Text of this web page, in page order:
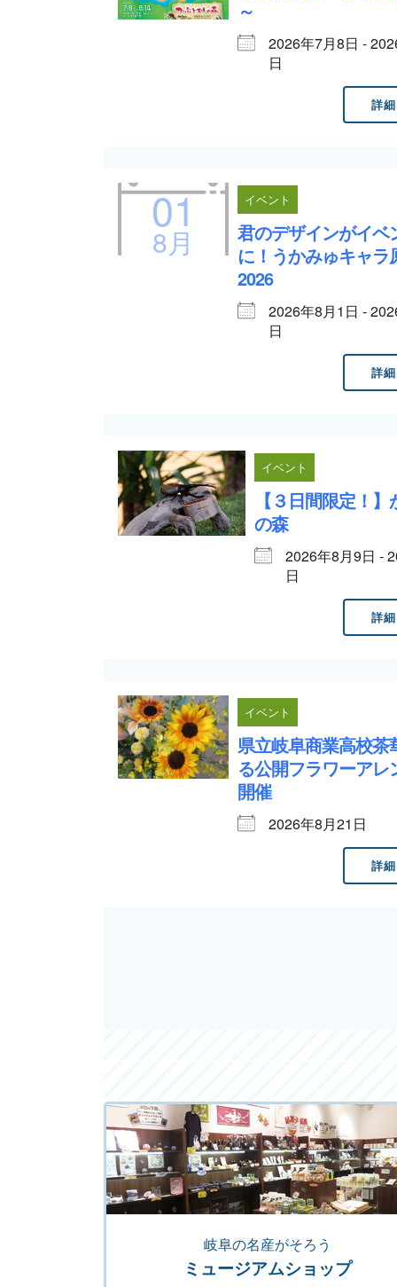
～
2026年7月8日 -
日
詳
01
8月
イベント
君のデザインがイベ
に！うかみゅキャラ
2026
2026年8月1日 -
日
詳
イベント
【３日間限定！
の森
2026年8月9日 -
日
詳
イベント
県立岐阜商業高校茶
る公開フラワーアレ
開催
2026年8月21日
詳
岐阜の名産がそろう
ミュージアムショップ